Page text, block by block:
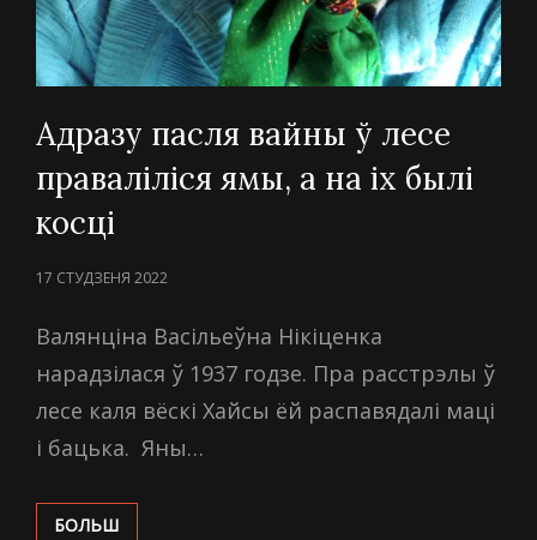
Адразу пасля вайны ў лесе
праваліліся ямы, а на іх былі
косці
POSTED
17 СТУДЗЕНЯ 2022
Валянціна Васільеўна Нікіценка
нарадзілася ў 1937 годзе. Пра расстрэлы ў
лесе каля вёскі Хайсы ёй распавядалі маці
і бацька. Яны…
БОЛЬШАДРАЗУ